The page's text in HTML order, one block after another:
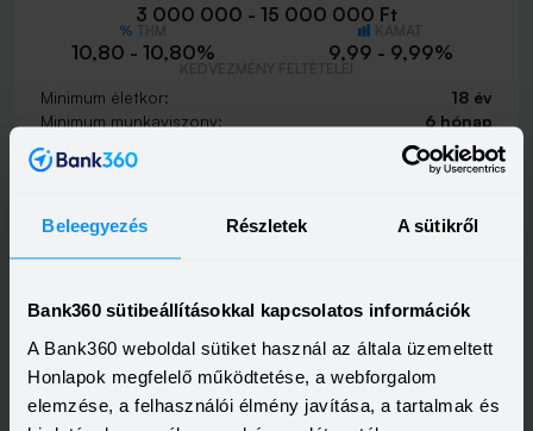
Beleegyezés Részletek A sütikről
Bank360 sütibeállításokkal kapcsolatos információk
A Bank360 weboldal sütiket használ az általa üzemeltett
Honlapok megfelelő működtetése, a webforgalom
elemzése, a felhasználói élmény javítása, a tartalmak és
3 000 000 - 15 000 000 Ft
10,80 - 10,80% 9,99 - 9,99%
Minimum életkor:
18 év
Minimum munkaviszony:
6 hónap
Minimum jövedelem:
400 000 Ft
K&amp;H személyi kölcsön
HITELÖSSZEG
500 000 - 15 000 000 Ft
THM
21,20 - 21,20%
KAMAT
18,99 - 18,99%